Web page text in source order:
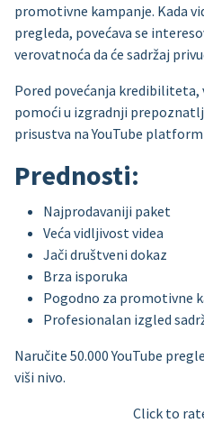
promotivne kampanje. Kada
pregleda, povećava se
verovatnoća da će sadržaj
Pored povećanja kredibiliteta,
pomoći u izgradnji
prisustva na YouTube
Prednosti:
Najprodavaniji paket
Veća vidljivost videa
Jači društveni dokaz
Brza isporuka
Pogodno za promotivne
Profesionalan izgled
Naručite 50.000 YouTube
viši nivo.
Click to